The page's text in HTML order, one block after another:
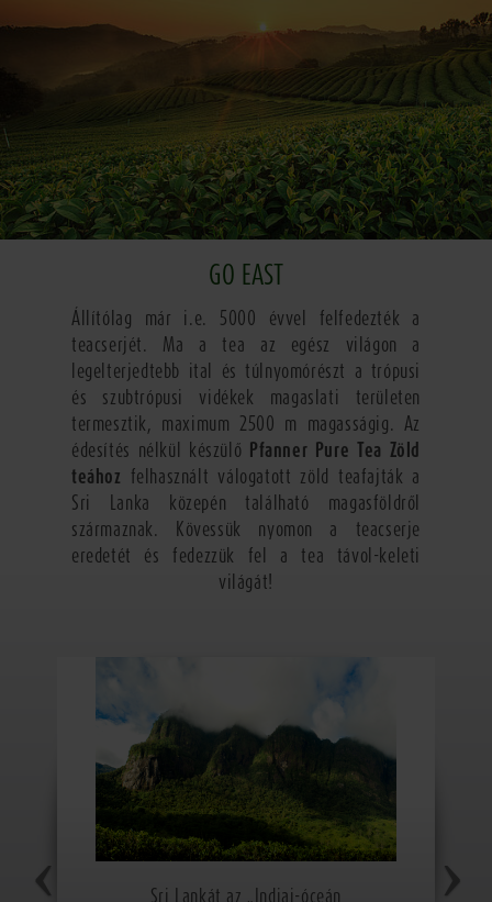
GO EAST
Állítólag már i.e. 5000 évvel felfedezték a
teacserjét. Ma a tea az egész világon a
legelterjedtebb ital és túlnyomórészt a trópusi
és szubtrópusi vidékek magaslati területen
termesztik, maximum 2500 m magasságig. Az
édesítés nélkül készülő Pfanner Pure Tea Zöld
teához felhasznált válogatott zöld teafajták a
Sri Lanka közepén található magasföldről
származnak. Kövessük nyomon a teacserje
eredetét és fedezzük fel a tea távol-keleti
világát!
Sri Lankát az „Indiai-óceán